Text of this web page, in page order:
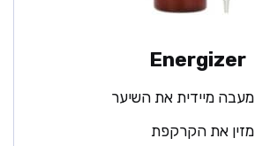
Energizer
מעבה מיידית את השיער
מזין את הקרקפת